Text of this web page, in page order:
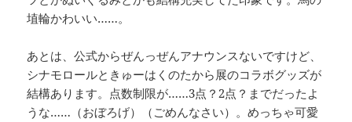
埴輪かわいい……。
あとは、公式からぜんっぜんアナウンスないですけど、
シナモロールときゅーはくのたから展のコラボグッズが
結構あります。点数制限が……3点？2点？までだったよ
うな……（おぼろげ）（ごめんなさい）。めっちゃ可愛